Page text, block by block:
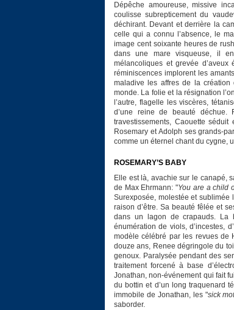
Dépêche amoureuse, missive
coulisse subrepticement du
déchirant. Devant et derrière la
celle qui a connu l’absence, le
image cent soixante heures de
dans une mare visqueuse, il
mélancoliques et grevée
réminiscences implorent les
maladive les affres de la
monde. La folie et la résignation
l’autre, flagelle les viscères,
d’une reine de beauté déchue.
travestissements, Caouette
Rosemary et Adolph ses grands-
comme un éternel chant du cygne,
ROSEMARY’S BABY
Elle est là, avachie sur le canapé,
de Max Ehrmann: "You are a child
Surexposée, molestée et sublimée
raison d’être. Sa beauté fêlée et
dans un lagon de crapauds. La
énumération de viols, d’incestes,
modèle célébré par les revues de
douze ans, Renee dégringole du
genoux. Paralysée pendant des
traitement forcené à base
Jonathan, non-événement qui fait
du bottin et d’un long traquenard
immobile de Jonathan, les "sick
saborder.